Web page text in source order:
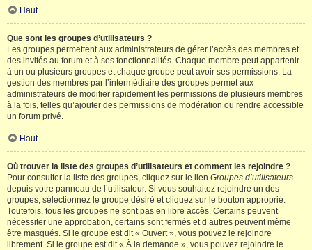
Haut
Que sont les groupes d’utilisateurs ?
Les groupes permettent aux administrateurs de gérer l’accès des membres et
des invités au forum et à ses fonctionnalités. Chaque membre peut appartenir
à un ou plusieurs groupes et chaque groupe peut avoir ses permissions. La
gestion des membres par l’intermédiaire des groupes permet aux
administrateurs de modifier rapidement les permissions de plusieurs membres
à la fois, telles qu’ajouter des permissions de modération ou rendre accessible
un forum privé.
Haut
Où trouver la liste des groupes d’utilisateurs et comment les rejoindre ?
Pour consulter la liste des groupes, cliquez sur le lien Groupes d’utilisateurs
depuis votre panneau de l’utilisateur. Si vous souhaitez rejoindre un des
groupes, sélectionnez le groupe désiré et cliquez sur le bouton approprié.
Toutefois, tous les groupes ne sont pas en libre accès. Certains peuvent
nécessiter une approbation, certains sont fermés et d’autres peuvent même
être masqués. Si le groupe est dit « Ouvert », vous pouvez le rejoindre
librement. Si le groupe est dit « À la demande », vous pouvez rejoindre le